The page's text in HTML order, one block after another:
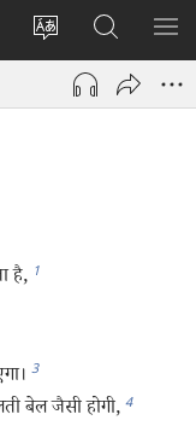
वेबसाइट
भाषा
लॉग-
इन
(opens
JW.ORG
खोजें
मैन्यू
है, 1
3
बेल जैसी होगी, 4